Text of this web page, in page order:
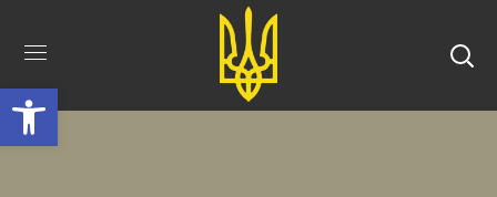
Відкрити Панель інструментів